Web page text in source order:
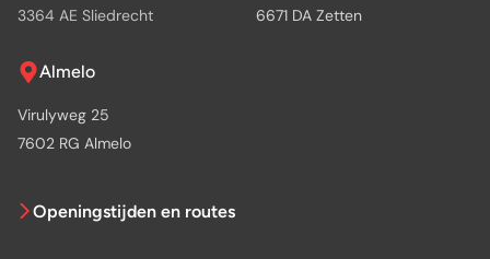
3364 AE Sliedrecht
6671 DA Zetten
Almelo
Virulyweg 25
7602 RG Almelo
Openingstijden en routes